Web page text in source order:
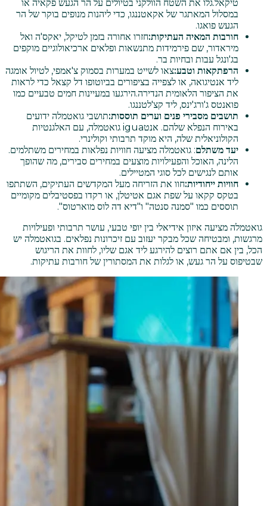
טיקאל.גלו את השטח הוולקני בטיולים על הר הגעש פקאיה או
במסלול המאתגר של אקאטננגו, כדי ליהנות מנופים בוקר של הר
הגעש פואגו.
חורבות המאיה העתיקות:חזרו אחורה בזמן לטיקל, יאקס'ה ואל
מיראדור, שם פירמידות מתנשאות ופלאים ארכיאולוגיים מוקפים
בג'ונגל עבות ובחיות בר.
הרפתקאות וטבע:צאו לשייט במערות בסמוק צ'אמפי, לטיול אומגה
ליד אנטיגואה, או לצפייה בציפורים בביוטופו דל קצאל כדי לראות
את הציפור הלאומית הנדירה.הירגעו במעיינות חמים טבעיים כמו
פואנטס ג'ורג'ינס, ליד קצ'לטננגו.
תושבים מסבירי פנים וערים תוססות:תושבי גואטמלה ידועים
באירוח הנפלא שלהם. אנטigua גואטמלה, עם האלגנטיות
הקולוניאלית שלה, היא מוקד תרבותי וקולינרי.
יעד משתלם: גואטמלה מציעה חוויות נפלאות במחירים משתלמים.
הלינה, האוכל והפעילויות מוצעים במחירים סבירים, מה שהופך
אותם לנגישים לכל סוגי המטיילים.
חוויות ייחודיות:חוו את הזריחה מעל המקדשים העתיקים, השתתפו
בטקס קקאו על שפת אגם אטיטלן, או רקדו בפסטיבלים מקומיים
תוססים כמו "סמנה סנטה" ו"דיא דה לוס מוארטוס".
גואטמלה מציעה איזון אידיאלי בין יופי טבעי, עושר תרבותי ופעילויות
מרגשות, ומבטיחה שכל מבקר יעזוב עם זיכרונות נפלאים. בגואטמלה יש
הכל, בין אם אתם רוצים להירגע ליד אגם שליו, לחוות את הריגוש
שבטיפוס על הר געש, או לגלות את המסתורין של חורבות עתיקות.